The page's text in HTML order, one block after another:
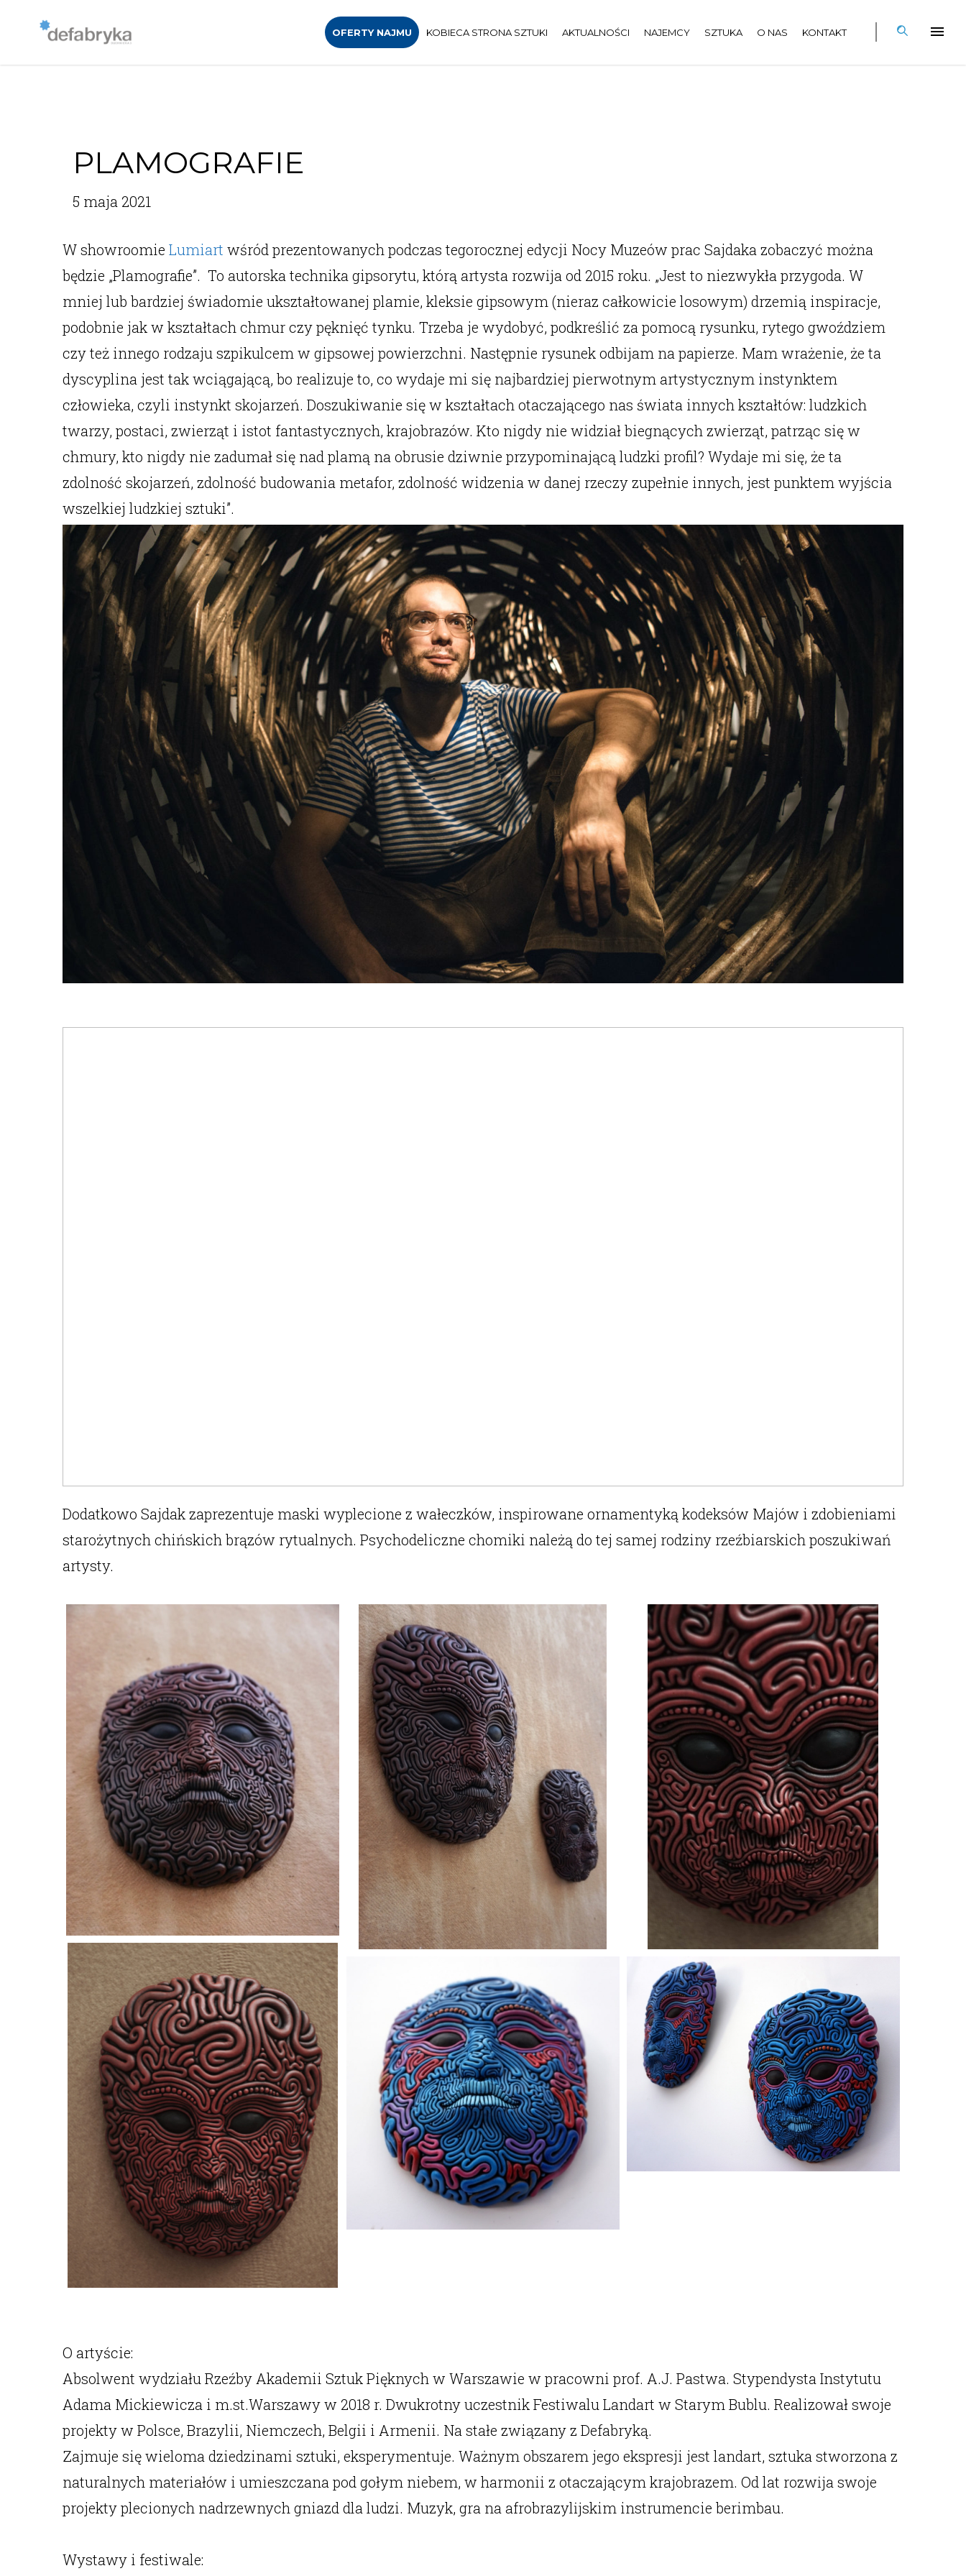
OFERTY NAJMU KOBIECA STRONA SZTUKI AKTUALNOŚCI NAJEMCY SZTUKA O NAS KONTAKT
PLAMOGRAFIE
5 maja 2021
W showroomie Lumiart wśród prezentowanych podczas tegorocznej edycji Nocy Muzeów prac Sajdaka zobaczyć można
będzie „Plamografie”. To autorska technika gipsorytu, którą artysta rozwĳa od 2015 roku. „Jest to niezwykła przygoda. W
mniej lub bardziej świadomie ukształtowanej plamie, kleksie gipsowym (nieraz całkowicie losowym) drzemią inspiracje,
podobnie jak w kształtach chmur czy pęknięć tynku. Trzeba je wydobyć, podkreślić za pomocą rysunku, rytego gwoździem
czy też innego rodzaju szpikulcem w gipsowej powierzchni. Następnie rysunek odbĳam na papierze. Mam wrażenie, że ta
dyscyplina jest tak wciągającą, bo realizuje to, co wydaje mi się najbardziej pierwotnym artystycznym instynktem
człowieka, czyli instynkt skojarzeń. Doszukiwanie się w kształtach otaczającego nas świata innych kształtów: ludzkich
twarzy, postaci, zwierząt i istot fantastycznych, krajobrazów. Kto nigdy nie widział biegnących zwierząt, patrząc się w
chmury, kto nigdy nie zadumał się nad plamą na obrusie dziwnie przypominającą ludzki profil? Wydaje mi się, że ta
zdolność skojarzeń, zdolność budowania metafor, zdolność widzenia w danej rzeczy zupełnie innych, jest punktem wyjścia
wszelkiej ludzkiej sztuki”.
Dodatkowo Sajdak zaprezentuje maski wyplecione z wałeczków, inspirowane ornamentyką kodeksów Majów i zdobieniami
starożytnych chińskich brązów rytualnych. Psychodeliczne chomiki należą do tej samej rodziny rzeźbiarskich poszukiwań
artysty.
O artyście:
Absolwent wydziału Rzeźby Akademii Sztuk Pięknych w Warszawie w pracowni prof. A.J. Pastwa. Stypendysta Instytutu
Adama Mickiewicza i m.st.Warszawy w 2018 r. Dwukrotny uczestnik Festiwalu Landart w Starym Bublu. Realizował swoje
projekty w Polsce, Brazylii, Niemczech, Belgii i Armenii. Na stałe związany z Defabryką.
Zajmuje się wieloma dziedzinami sztuki, eksperymentuje. Ważnym obszarem jego ekspresji jest landart, sztuka stworzona z
naturalnych materiałów i umieszczana pod gołym niebem, w harmonii z otaczającym krajobrazem. Od lat rozwĳa swoje
projekty plecionych nadrzewnych gniazd dla ludzi. Muzyk, gra na afrobrazylĳskim instrumencie berimbau.
Wystawy i festiwale: